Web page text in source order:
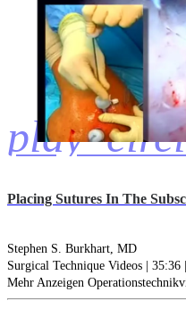
Placing Sutures In The
Stephen S. Burkhart, MD
Surgical Technique Videos |
Mehr Anzeigen